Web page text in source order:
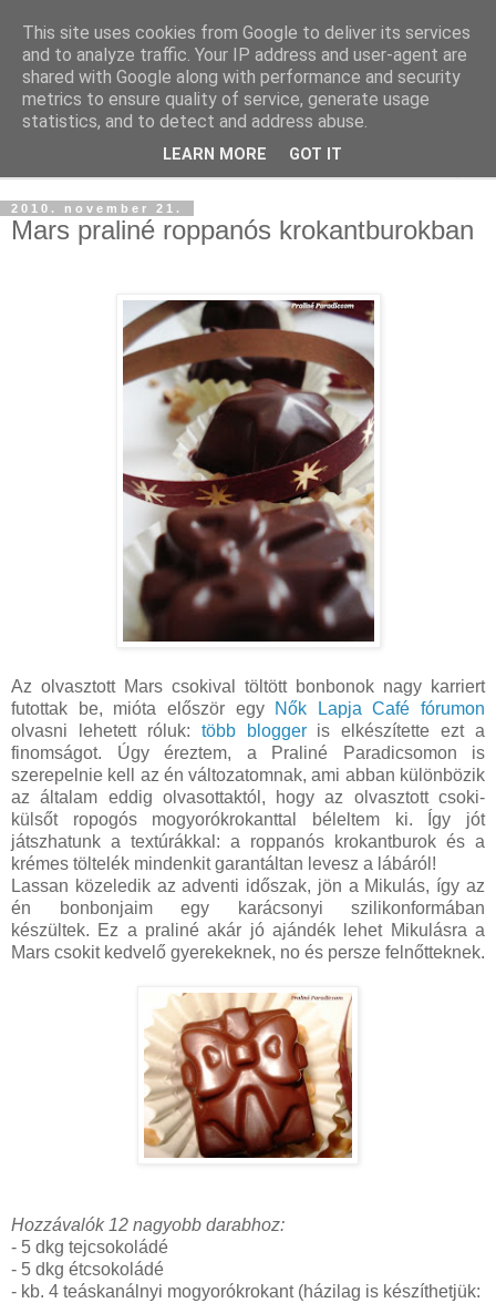
2010. november 21.
Mars praliné roppanós krokantburokban
Az olvasztott Mars csokival töltött bonbonok nagy karriert
futottak be, mióta először egy
Nők Lapja Café fórumon
olvasni lehetett róluk: több bloggeris elkészítette ezt a
finomságot. Úgy éreztem, a Praliné Paradicsomon is
szerepelnie kell az én változatomnak, ami abban különbözik
az általam eddig olvasottaktól, hogy az olvasztott csoki-
külsőt ropogós mogyorókrokanttal béleltem ki. Így jót
játszhatunk a textúrákkal: a roppanós krokantburok és a
krémes töltelék mindenkit garantáltan levesz a lábáról!
Lassan közeledik az adventi időszak, jön a Mikulás, így az
én bonbonjaim egy karácsonyi szilikonformában
készültek. Ez a praliné akár jó ajándék lehet Mikulásra a
Mars csokit kedvelő gyerekeknek, no és persze felnőtteknek.
Hozzávalók 12 nagyobb darabhoz:
- 5 dkg tejcsokoládé
- 5 dkg étcsokoládé
- kb. 4 teáskanálnyi mogyorókrokant (házilag is készíthetjük:
This site uses cookies from Google to deliver its services
and to analyze traffic. Your IP address and user-agent are
shared with Google along with performance and security
metrics to ensure quality of service, generate usage
statistics, and to detect and address abuse.
LEARN MORE GOT IT